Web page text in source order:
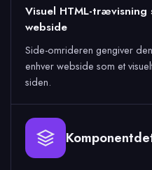
Visuel HTML-trævisning
webside
Side-omrideren gengiver
enhver webside som et
siden.